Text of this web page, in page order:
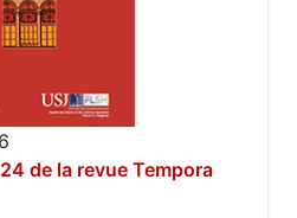
de la revue Tempora